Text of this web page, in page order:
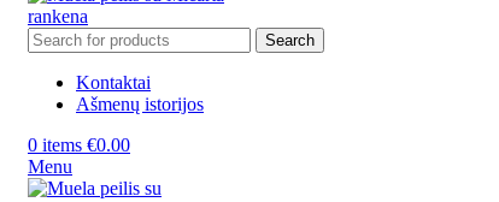
Search
Kontaktai
Ašmenų istorijos
0 items €0.00
Menu